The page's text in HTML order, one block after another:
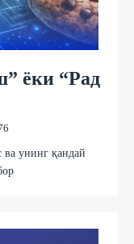
ёки “Рад
ва унинг қандай